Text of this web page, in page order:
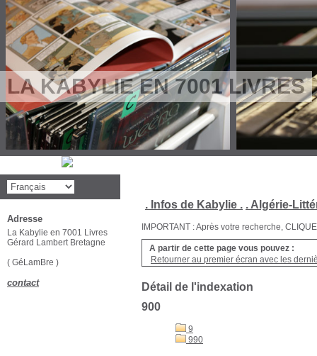
LA KABYLIE EN 7001 LIVRES
. Infos de Kabylie . . Algérie-
IMPORTANT : Après votre recherche,
A partir de cette page vous pouvez :
Retourner au premier écran avec les
Détail de l'indexation
900
9
990
Adresse
La Kabylie en 7001 Livres
Gérard Lambert Bretagne
( GéLamBre )
contact